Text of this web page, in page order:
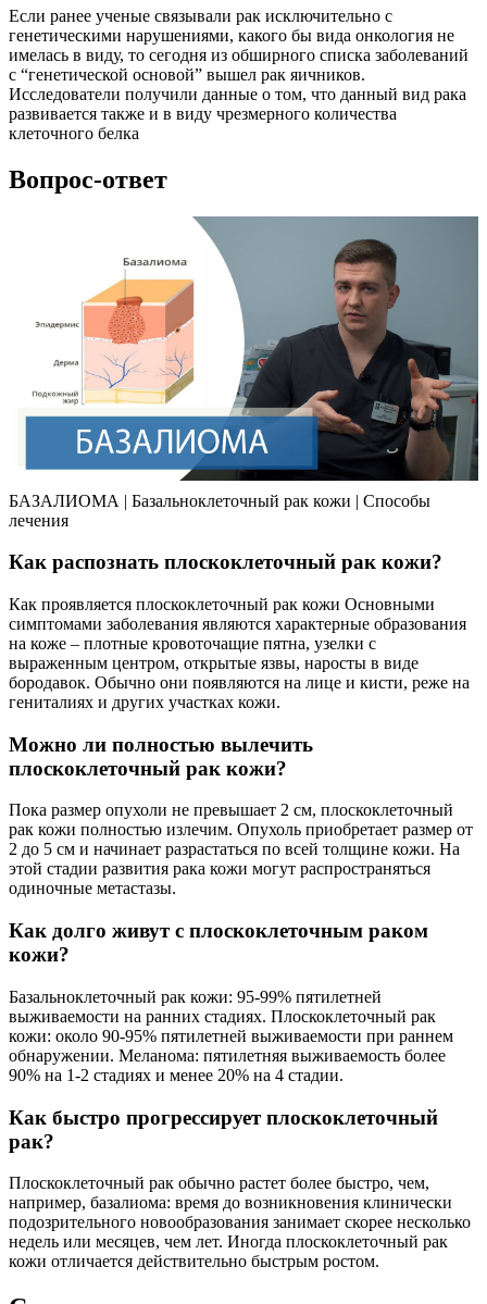
Если ранее ученые связывали рак исключительно с
генетическими нарушениями, какого бы вида онкология не
имелась в виду, то сегодня из обширного списка заболеваний
с “генетической основой” вышел рак яичников.
Исследователи получили данные о том, что данный вид рака
развивается также и в виду чрезмерного количества
клеточного белка
Вопрос-ответ
БАЗАЛИОМА | Базальноклеточный рак кожи | Способы
лечения
Как распознать плоскоклеточный рак кожи?
Как проявляется плоскоклеточный рак кожи Основными
симптомами заболевания являются характерные образования
на коже – плотные кровоточащие пятна, узелки с
выраженным центром, открытые язвы, наросты в виде
бородавок. Обычно они появляются на лице и кисти, реже на
гениталиях и других участках кожи.
Можно ли полностью вылечить
плоскоклеточный рак кожи?
Пока размер опухоли не превышает 2 см, плоскоклеточный
рак кожи полностью излечим. Опухоль приобретает размер от
2 до 5 см и начинает разрастаться по всей толщине кожи. На
этой стадии развития рака кожи могут распространяться
одиночные метастазы.
Как долго живут с плоскоклеточным раком
кожи?
Базальноклеточный рак кожи: 95-99% пятилетней
выживаемости на ранних стадиях. Плоскоклеточный рак
кожи: около 90-95% пятилетней выживаемости при раннем
обнаружении. Меланома: пятилетняя выживаемость более
90% на 1-2 стадиях и менее 20% на 4 стадии.
Как быстро прогрессирует плоскоклеточный
рак?
Плоскоклеточный рак обычно растет более быстро, чем,
например, базалиома: время до возникновения клинически
подозрительного новообразования занимает скорее несколько
недель или месяцев, чем лет. Иногда плоскоклеточный рак
кожи отличается действительно быстрым ростом.